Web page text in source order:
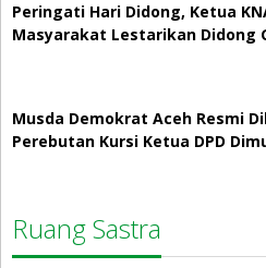
Peringati Hari Didong, Ketua
Masyarakat Lestarikan Didong
Musda Demokrat Aceh Resmi
Perebutan Kursi Ketua DPD
Ruang Sastra